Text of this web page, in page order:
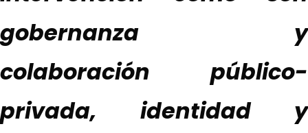
gobernanza y
colaboración público-
privada, identidad y